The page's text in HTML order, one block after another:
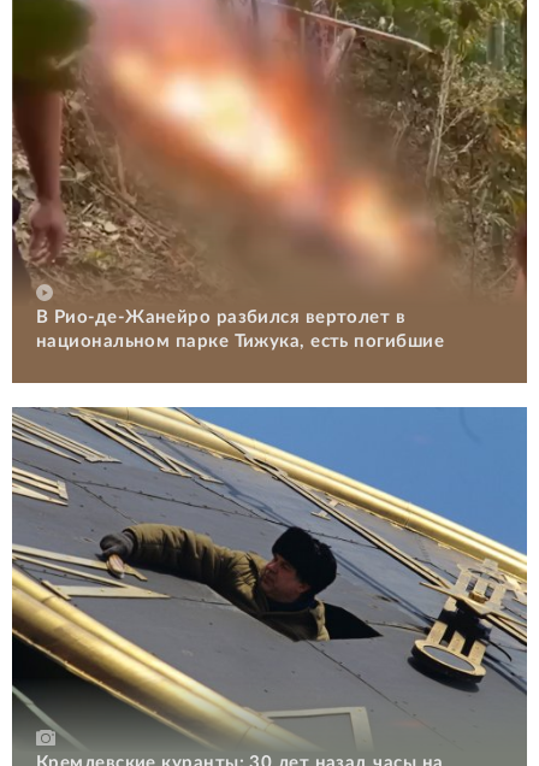
В Рио-де-Жанейро разбился вертолет в
национальном парке Тижука, есть погибшие